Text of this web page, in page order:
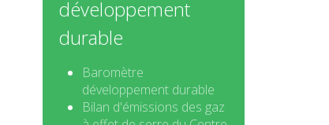
développement
durable
Baromètre
développement durable
Bilan d'émissions des gaz